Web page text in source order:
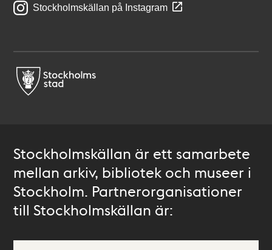
Stockholmskällan på Instagram
Stockholmskällan är ett samarbete
mellan arkiv, bibliotek och museer i
Stockholm. Partnerorganisationer
till Stockholmskällan är: